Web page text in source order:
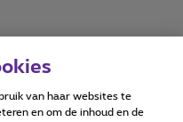
statement
van haar websites te
en om de inhoud en de